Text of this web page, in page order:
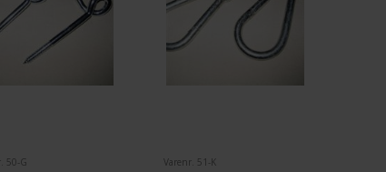
50-G Varenr. 51-K